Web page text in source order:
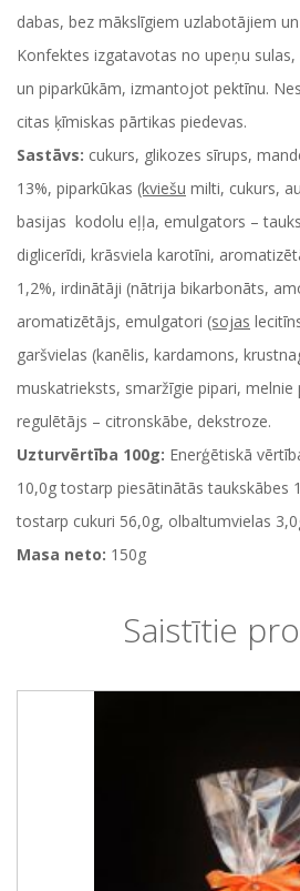
dabas, bez mākslīgiem uzlabotājiem
Konfektes izgatavotas no upeņu
un piparkūkām, izmantojot pektīnu.
citas ķīmiskas pārtikas piedevas.
Sastāvs: cukurs, glikozes sīrups,
13%, piparkūkas (kviešu milti, cukurs,
basijas kodolu eļļa, emulgators –
diglicerīdi, krāsviela karotīni,
1,2%, irdinātāji (nātrija bikarbonāts,
aromatizētājs, emulgatori (sojas
garšvielas (kanēlis, kardamons,
muskatrieksts, smaržīgie pipari, melnie
regulētājs – citronskābe, dekstroze.
Uzturvērtība 100g: Enerģētiskā
10,0g tostarp piesātinātās taukskābes
tostarp cukuri 56,0g, olbaltumvielas
Masa neto: 150g
Saistītie